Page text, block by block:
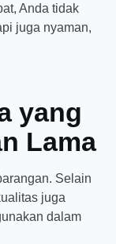
Anda tidak
juga nyaman,
yang
Lama
Selain
juga
dalam